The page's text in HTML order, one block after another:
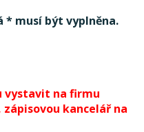
* musí být vyplněna.
na firmu
kancelář na